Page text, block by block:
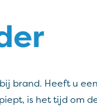
brand. Heeft u
is het tijd om